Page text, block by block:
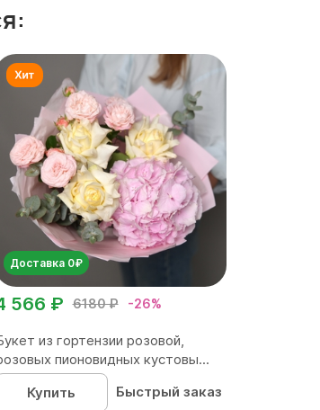
Доставка 0₽
6180 ₽ -26%
566 ₽
из гортензии розовой,
пионовидных кустовы...
Купить
Быстрый заказ